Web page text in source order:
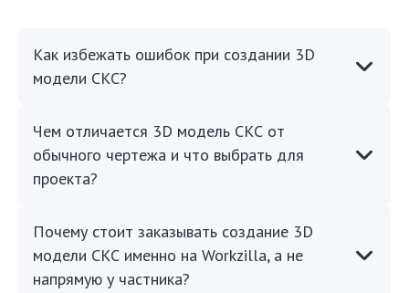
Как избежать ошибок при создании 3D
модели СКС?
Чем отличается 3D модель СКС от
обычного чертежа и что выбрать для
проекта?
Почему стоит заказывать создание 3D
модели СКС именно на Workzilla, а не
напрямую у частника?